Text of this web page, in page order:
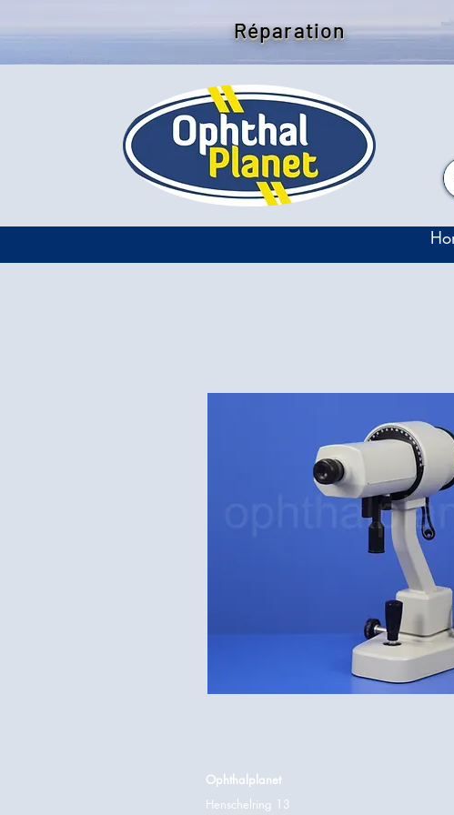
Réparation
Ophthalplanet
Henschelring 13